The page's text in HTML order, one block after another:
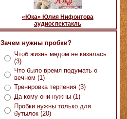
«Юка» Юлия Нифонтова
аудиоспектакль
Зачем нужны пробки?
Чтоб жизнь медом не казалась
(3)
Что было время подумать о
вечном (1)
Тренировка терпения (3)
Да кому они нужны (1)
Пробки нужны только для
бутылок (20)